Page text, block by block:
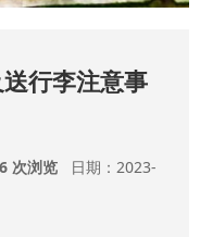
行李注意事
次浏览日期：2023-